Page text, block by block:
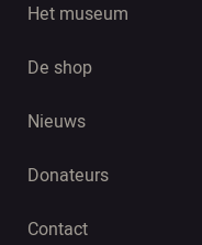
Het museum
De shop
Nieuws
Donateurs
Contact